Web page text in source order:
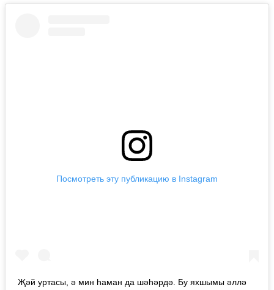
Посмотреть эту публикацию в Instagram
Җәй уртасы, ә мин һаман да шәһәрдә. Бу яхшымы әллә